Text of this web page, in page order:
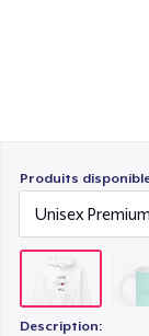
Produits
Description: